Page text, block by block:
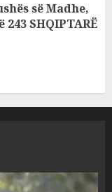
së Madhe,
SHQIPTARË